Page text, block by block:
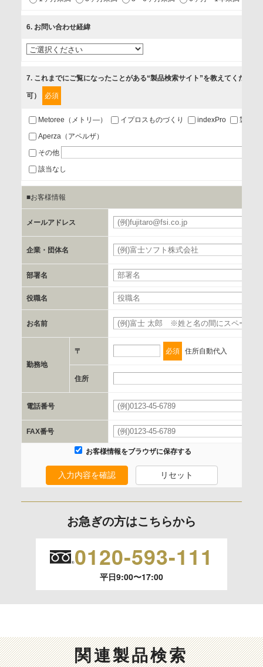
3.お客様の業務内容、及び興味、関心に応じた情報の提供
4.お客様満足度調査等のアンケートの依頼
第三者提供の有無
あり
a.個人情報の提供・利用目的
当該企業/団体のサービス等のご案内及び当該企業/団体からの
お客様のご氏名、フリガナ、企業・団体名、部署名、役職、
郵便番号、住所、電話番号、FAX番号、メールアドレス
c.第三者への提供の手段または手法
書類の送付又は電子的な方法
d.提供先および管理者
当社とイベント/セミナーを共同で開催する企業/団体
e.個人情報取り扱いに関する契約
当社と当該企業/団体とは、個人情報取扱に関する覚書の締結
を行います。
委託の有無
利用目的の通知、開示、内容の訂正、追加または削除、利用
います。）に応じます。
開示等のご請求は、下記お問い合わせ先窓口へご連絡願いま
す。
る結果
情報提供は任意ですが、情報を提供しなかった場合、情報の
6. お問い合わせ経緯
7. これまでにご覧になったことがある“製品検索サイト”を教えてください
可） 必須
Metoree（メトリ―） イプロスものづくり indexPro
製品ナ
Aperza（アペルザ）
その他
該当なし
■お客様情報
メールアドレス
企業・団体名
部署名
役職名
お名前
勤務地
〒 必須 住所自動代入
住所
電話番号
FAX番号
お客様情報をブラウザに保存する
入力内容を確認 リセット
お急ぎの方はこちらから
0120-593-111
平日9:00〜17:00
関連製品検索